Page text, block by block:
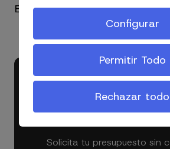
EDIFICIO MERCURIO, TORRE
BARTOLOMÉ DE
Ponte en contacto
y cuéntanos tu
inmobiliaria o
Solicita tu presupuesto sin
Configurar
Permitir Todo
Rechazar todo